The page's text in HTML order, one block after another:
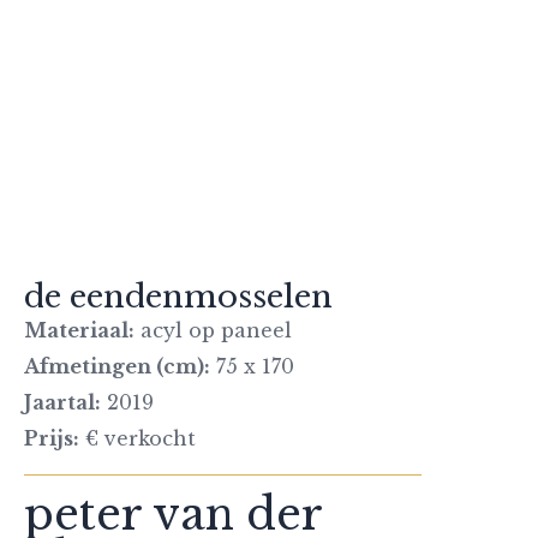
de eendenmosselen
Materiaal: acyl op paneel
Afmetingen (cm): 75 x 170
Jaartal: 2019
Prijs: € verkocht
peter van der